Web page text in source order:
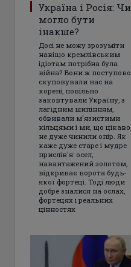
Україна і Росія: Чи
могло бути
інакше?
Досі не можу зрозуміти
навіщо кремлівським
ідіотам потрібна була
війна? Вони ж поступово
скуповували нас на
корені, повільно
заковтували Україну, з
лагідним шипінням,
обвивали м'язистими
кільцями і ми, що цікаво,
не дуже чинили опір. Як
каже дуже старе і мудре
прислів'я: осел,
навантажений золотом,
відкриває ворота будь-
якої фортеці. Тоді люди
добре зналися на ослах,
фортецях і реальних
цінностях